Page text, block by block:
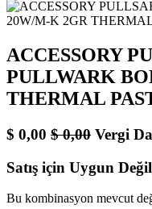
ACCESSORY
PULLWARK
THERMAL
$ 0,00 $0,00 Vergi
Satış için Uygun Değil
Bu kombinasyon mevcut